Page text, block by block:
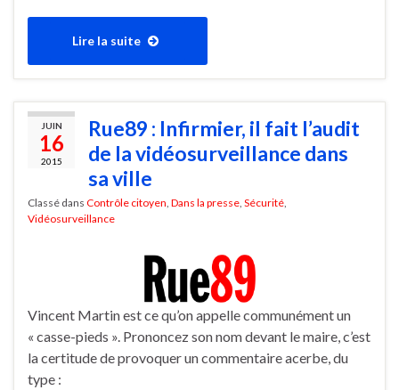
Lire la suite
JUIN
16
2015
Rue89 : Infirmier, il fait l’audit
de la vidéosurveillance dans
sa ville
Classé dans Contrôle citoyen, Dans la presse, Sécurité,
Vidéosurveillance
Vincent Martin est ce qu’on appelle communément un
« casse-pieds ». Prononcez son nom devant le maire, c’est
la certitude de provoquer un commentaire acerbe, du
type :